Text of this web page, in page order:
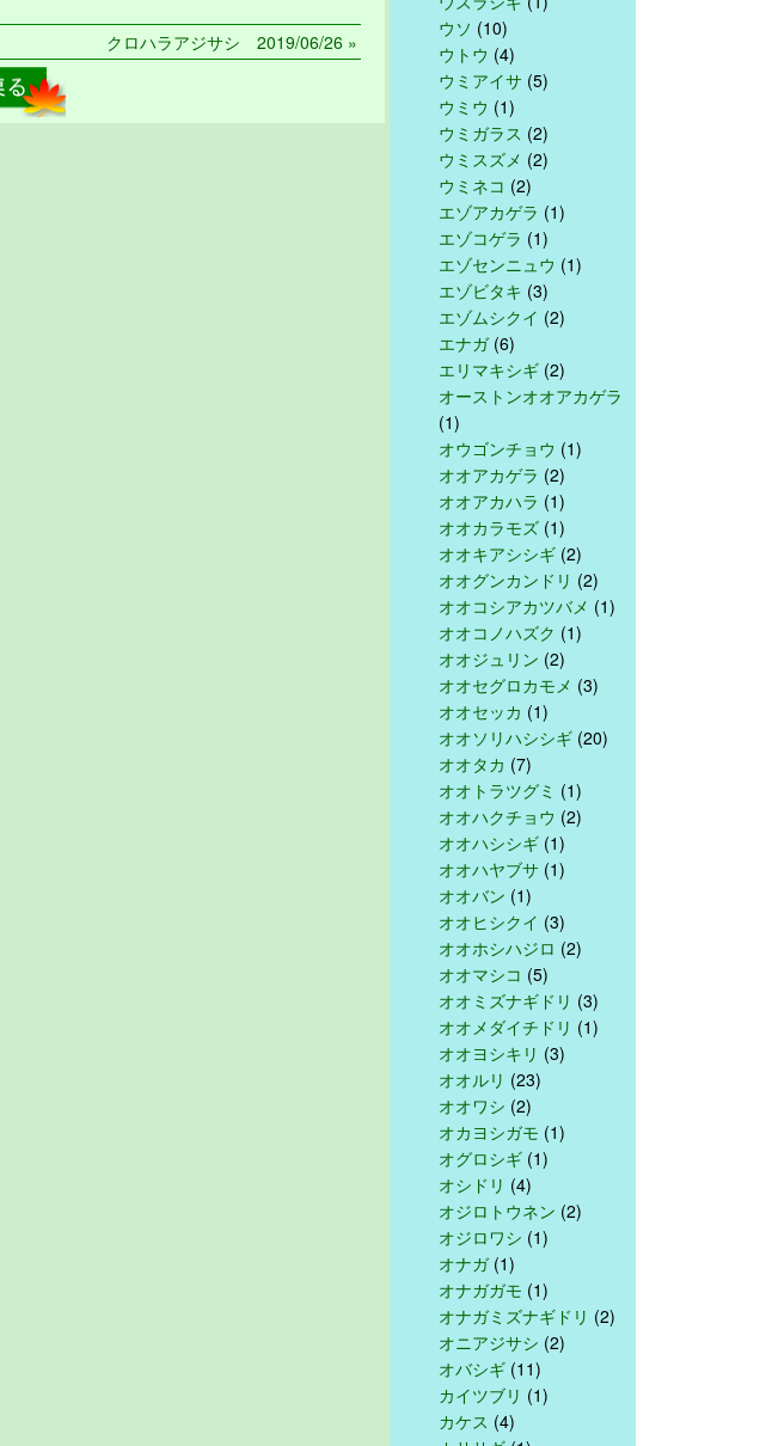
クロハラアジサシ 2019/06/26 »
ウソ (10)
ウトウ (4)
ウミアイサ (5)
ウミウ (1)
ウミガラス (2)
ウミスズメ (2)
ウミネコ (2)
エゾアカゲラ (1)
エゾコゲラ (1)
エゾセンニュウ (1)
エゾビタキ (3)
エゾムシクイ (2)
エナガ(6)
エリマキシギ (2)
オーストンオオアカゲラ
(1)
オウゴンチョウ (1)
オオアカゲラ (2)
オオアカハラ (1)
オオカラモズ (1)
オオキアシシギ (2)
オオグンカンドリ (2)
オオコシアカツバメ (1)
オオコノハズク (1)
オオジュリン (2)
オオセグロカモメ (3)
オオセッカ (1)
オオソリハシシギ (20)
オオタカ (7)
オオトラツグミ (1)
オオハクチョウ (2)
オオハシシギ (1)
オオハヤブサ (1)
オオバン (1)
オオヒシクイ (3)
オオホシハジロ (2)
オオマシコ (5)
オオミズナギドリ (3)
オオメダイチドリ (1)
オオヨシキリ (3)
オオルリ (23)
オオワシ (2)
オカヨシガモ (1)
オグロシギ (1)
オシドリ (4)
オジロトウネン (2)
オジロワシ (1)
オナガ(1)
オナガガモ (1)
オナガミズナギドリ (2)
オニアジサシ (2)
オバシギ (11)
カイツブリ (1)
カケス (4)